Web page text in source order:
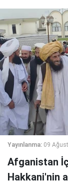
Yayınlanma: 09
Afganistan
Hakkani'nin